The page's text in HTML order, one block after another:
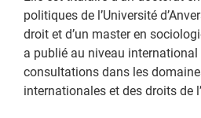
politiques de l’Université
droit et d’un master en
a publié au niveau international
consultations dans les
internationales et des droits de